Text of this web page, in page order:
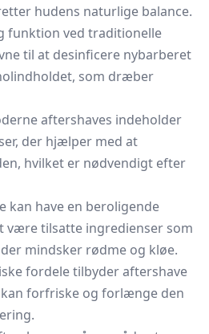
hudens naturlige balance.
funktion ved traditionelle
til at desinficere nybarberet
som dræber
aftershaves indeholder
der hjælper med at
hvilket er nødvendigt efter
kan have en beroligende
være tilsatte ingredienser som
mindsker rødme og kløe.
fordele tilbyder aftershave
forfriske og forlænge den